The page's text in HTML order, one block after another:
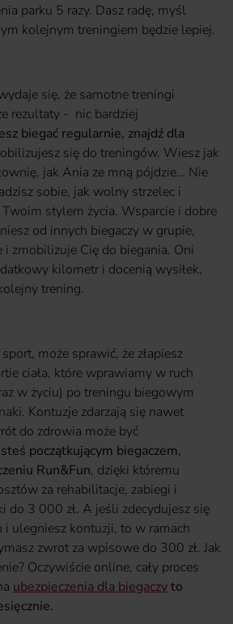
parku 5 razy. Dasz radę, myśl
kolejnym treningiem będzie lepiej.
się, że samotne treningi
rezultaty - nic bardziej
biegać regularnie, znajdź dla
się do treningów. Wiesz jak
jak Ania ze mną pójdzie… Nie
sobie, jak wolny strzelec i
stylem życia. Wsparcie i dobre
od innych biegaczy w grupie,
i zmobilizuje Cię do biegania. Oni
kilometr i docenią wysiłek,
trening.
może sprawić, że złapiesz
ciała, które wprawiamy w ruch
w życiu) po treningu biegowym
Kontuzje zdarzają się nawet
do zdrowia może być
początkującym biegaczem,
Run&Fun, dzięki któremu
za rehabilitacje, zabiegi i
do 3 000 zł. A jeśli zdecydujesz się
i ulegniesz kontuzji, to w ramach
zwrot za wpisowe do 300 zł. Jak
Oczywiście online, cały proces
ubezpieczenia dla biegaczyto